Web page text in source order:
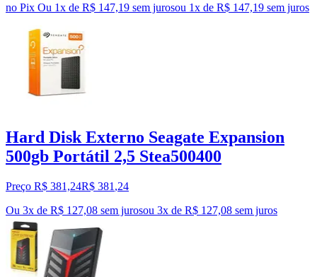
no Pix Ou 1x de R$ 147,19 sem jurosou 1x de R$ 147,19 sem juros
Hard Disk Externo Seagate Expansion
500gb Portátil 2,5 Stea500400
Preço R$ 381,24R$ 381 ,24
Ou 3x de R$ 127,08 sem jurosou 3x de R$ 127,08 sem juros